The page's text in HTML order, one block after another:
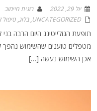
יול 29, 2022
רונית חיימוב
UNCATEGORIZED
,בלוג, טיפול
תופעת הגזלייטינג היום הרבה
מטפלים טוענים שהשימוש נהפך
אכן השימוש נעשה […]